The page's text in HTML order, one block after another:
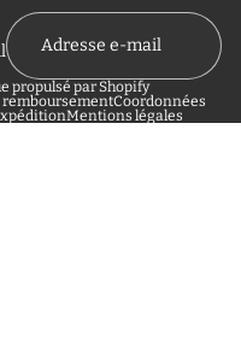
propulsé par Shopify
remboursementCoordonnées
Mentions légales